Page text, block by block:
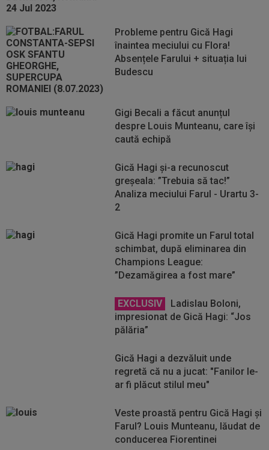
Probleme pentru Gică Hagi
înaintea meciului cu Flora!
Absențele Farului + situația lui
Budescu
Gigi Becali a făcut anunțul
despre Louis Munteanu, care își
caută echipă
Gică Hagi și-a recunoscut
greșeala: ”Trebuia să tac!”
Analiza meciului Farul - Urartu 3-
2
Gică Hagi promite un Farul total
schimbat, după eliminarea din
Champions League:
”Dezamăgirea a fost mare”
EXCLUSIV
Ladislau Boloni,
impresionat de Gică Hagi: “Jos
pălăria”
Gică Hagi a dezvăluit unde
regretă că nu a jucat: "Fanilor le-
ar fi plăcut stilul meu"
Veste proastă pentru Gică Hagi și
Farul? Louis Munteanu, lăudat de
conducerea Fiorentinei